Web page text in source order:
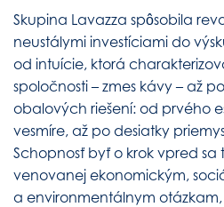
Skupina Lavazza spôsobila
neustálymi investíciami do
od intuície, ktorá
spoločnosti – zmes kávy – až
obalových riešení: od prvého
vesmíre, až po desiatky
Schopnosť byť o krok vpred sa
venovanej ekonomickým,
a environmentálnym